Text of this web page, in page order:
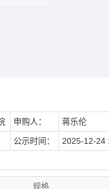
申购人： 蒋乐伦
公示时间： 2025-12-24
规格